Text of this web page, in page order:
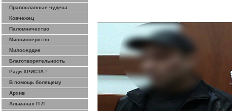
Православные чудеса
Ковчежец
Паломничество
Миссионерство
Милосердие
Благотворительность
Ради ХРИСТА !
В помощь болящему
Архив
Альманах П Л